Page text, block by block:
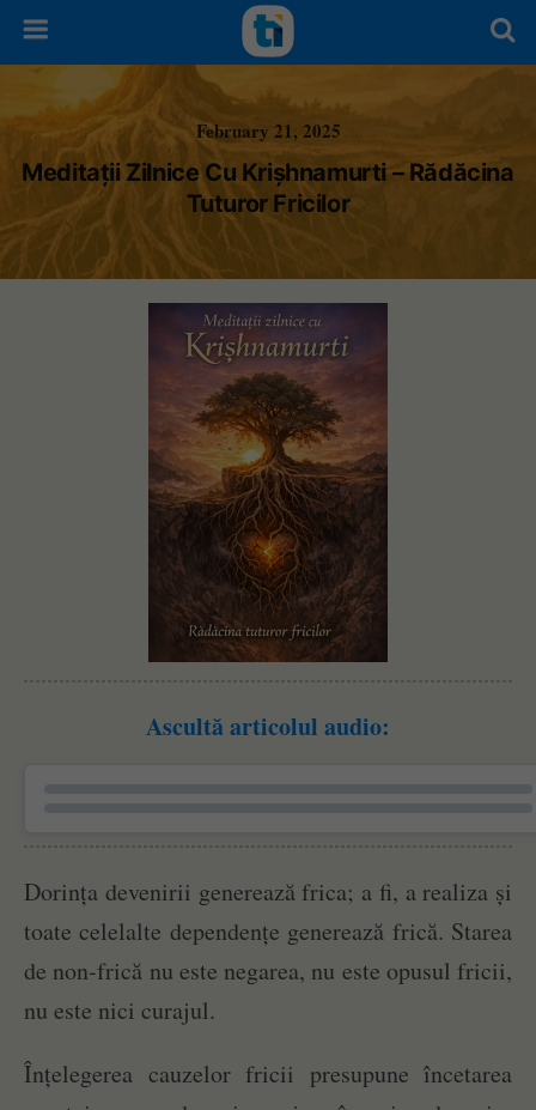
February 21, 2025
Meditații Zilnice Cu Krișhnamurti – Rădăcina
Tuturor Fricilor
Ascultă articolul audio:
Dorința devenirii generează frica; a fi, a realiza și
toate celelalte dependențe generează frică. Starea
de non-frică nu este negarea, nu este opusul fricii,
nu este nici curajul.
Înțelegerea cauzelor fricii presupune încetarea